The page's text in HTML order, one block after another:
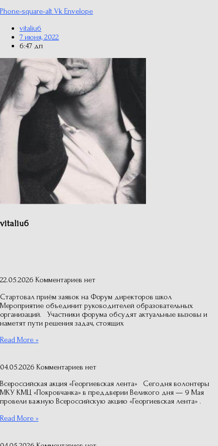
Phone-square-alt Vk Envelope
vitaliu6
7 июня, 2022
6:47 дп
vitaliu6
22.05.2026 Комментариев нет
Стартовал приём заявок на Форум директоров школ
Мероприятие объединит руководителей образовательных
организаций. Участники форума обсудят актуальные вызовы и
наметят пути решения задач, стоящих
Read More »
04.05.2026 Комментариев нет
Всероссийская акция «Георгиевская лента» Сегодня волонтеры
МКУ КМЦ «Покровчанка» в преддверии Великого дня — 9 Мая
провели важную Всероссийскую акцию «Георгиевская лента» .
Read More »